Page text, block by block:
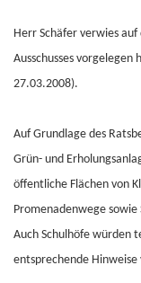
Herr Schäfer verwies
Ausschusses vorgelegen
27.03.2008).
Auf Grundlage des
Grün- und
öffentliche Flächen von
Promenadenwege
Auch Schulhöfe würden
entsprechende Hinweise